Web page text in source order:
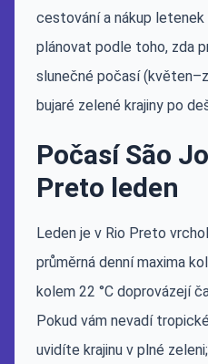
cestování a nákup
plánovat podle toho, zda
slunečné počasí
bujaré zelené krajiny po
Počasí São
Preto leden
Leden je v Rio Preto
průměrná denní maxima
kolem 22 °C doprovázejí
Pokud vám nevadí
uvidíte krajinu v plné